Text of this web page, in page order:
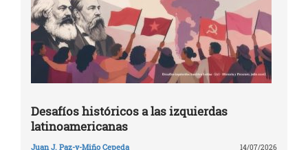
Desafíos históricos a las izquierdas
latinoamericanas
Juan J. Paz-y-Miño Cepeda 14/07/2026